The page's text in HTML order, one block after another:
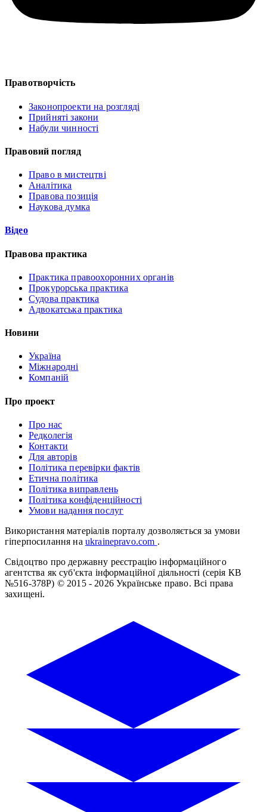
Правотворчість
Законопроекти на розгляді
Прийняті закони
Набули чинності
Правовий погляд
Право в мистецтві
Аналітика
Правова позиція
Наукова думка
Відео
Правова практика
Практика правоохоронних органів
Прокурорська практика
Судова практика
Адвокатська практика
Новини
Україна
Міжнародні
Компаній
Про проект
Про нас
Редколегія
Контакти
Для авторів
Політика перевірки фактів
Етична політика
Політика виправлень
Політика конфіденційності
Умови надання послуг
Використання матеріалів порталу дозволяється за умови
гіперпосилання на ukrainepravo.com .
Свідоцтво про державну реєстрацію інформаційного
агентства як суб'єкта інформаційної діяльності (серія КВ
№516-378Р) © 2015 - 2026 Українське право. Всі права
захищені.